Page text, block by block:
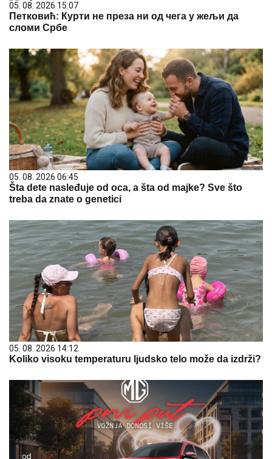
05. 08. 2026 15:07
Петковић: Курти не преза ни од чега у жељи да
сломи Србе
05. 08. 2026 06:45
Šta dete nasleđuje od oca, a šta od majke? Sve što
treba da znate o genetici
05. 08. 2026 14:12
Koliko visoku temperaturu ljudsko telo može da izdrži?